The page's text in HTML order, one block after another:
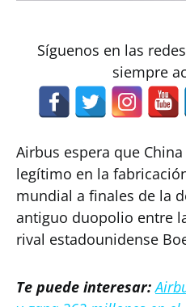
Síguenos en las
siempre
Airbus espera que
legítimo en la
mundial a finales de la
antiguo duopolio entre
rival estadounidense
Te puede interesar: